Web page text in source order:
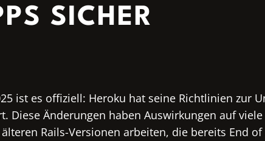
SICHER
ist es offiziell: Heroku hat seine Richtlinien zur
Diese Änderungen haben Auswirkungen auf
Rails-Versionen arbeiten, die bereits End of